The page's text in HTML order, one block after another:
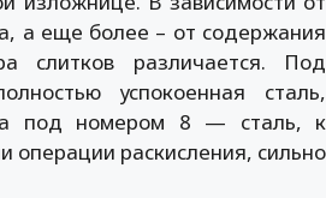
а еще более – от содержания
слитков различается. Под
успокоенная сталь,
под номером 8 — сталь, к
операции раскисления, сильно